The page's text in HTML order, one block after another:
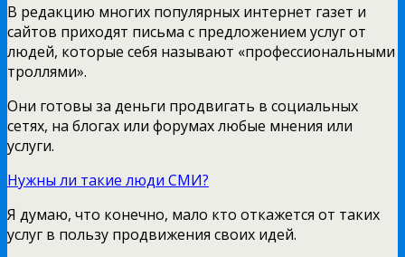
В редакцию многих популярных интернет газет и
сайтов приходят письма с предложением услуг от
людей, которые себя называют «профессиональными
троллями».
Они готовы за деньги продвигать в социальных
сетях, на блогах или форумах любые мнения или
услуги.
Нужны ли такие люди СМИ?
Я думаю, что конечно, мало кто откажется от таких
услуг в пользу продвижения своих идей.